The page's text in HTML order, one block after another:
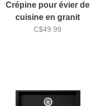
Crépine pour évier de
cuisine en granit
C$49.99